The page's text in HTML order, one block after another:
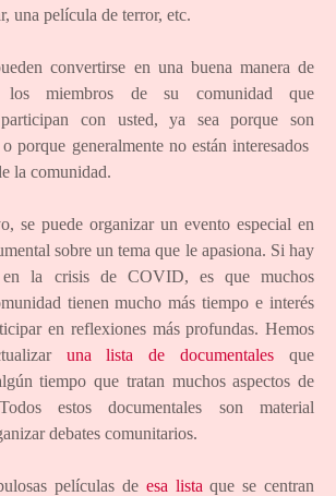
una película de terror, etc.
convertirse en una buena manera de
los miembros de su comunidad que
con usted, ya sea porque son
porque generalmente no están interesados
la comunidad.
se puede organizar un evento especial en
sobre un tema que le apasiona. Si hay
la crisis de COVID, es que muchos
tienen mucho más tiempo e interés
en reflexiones más profundas. Hemos
una lista de documentales que
tiempo que tratan muchos aspectos de
estos documentales son material
debates comunitarios.
películas de esa lista que se centran